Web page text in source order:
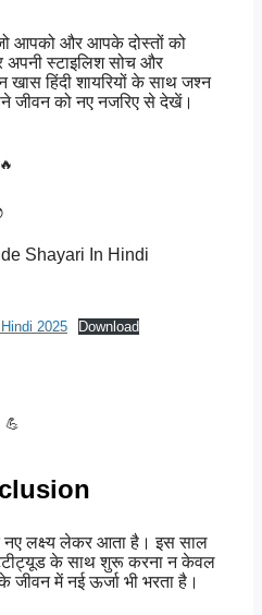
आपको और आपके दोस्तों को
अपनी स्टाइलिश सोच और
हिंदी शायरियों के साथ जश्न
जीवन को नए नजरिए से देखें।
2025
Download
नए लक्ष्य लेकर आता है। इस साल
के साथ शुरू करना न केवल
में नई ऊर्जा भी भरता है।